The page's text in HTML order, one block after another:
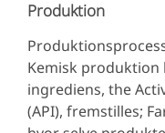
Produktion
Kemisk produktion
ingrediens, the
(API), fremstilles;